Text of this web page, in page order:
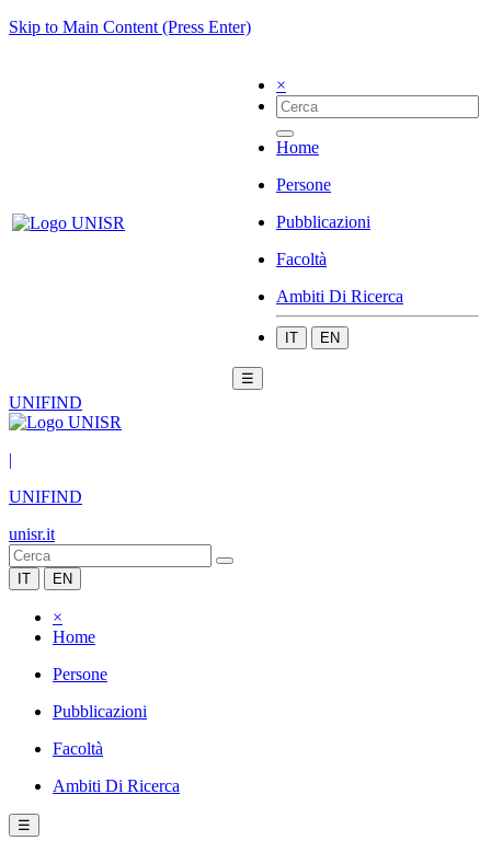
Skip to Main Content (Press Enter)
×
Home
Persone
Pubblicazioni
Facoltà
Ambiti Di Ricerca
IT EN
☰
UNIFIND
|
UNIFIND
unisr.it
IT EN
×
Home
Persone
Pubblicazioni
Facoltà
Ambiti Di Ricerca
☰